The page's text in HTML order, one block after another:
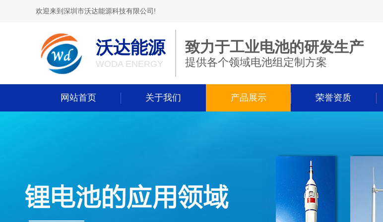
欢迎来到深圳市沃达能源科技有限公司!
沃达能源
WODA ENERGY
致力于工业电池的研发生产
提供各个领域电池组定制方案
网站首页 关于我们 产品展示 荣誉资质